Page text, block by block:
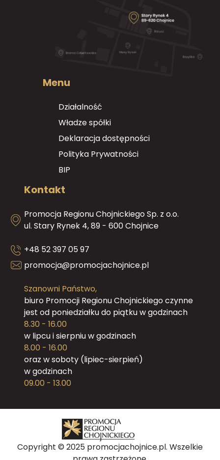
Menu
Działalność
Władze spółki
Deklaracja dostępności
Polityka Prywatności
BIP
Kontakt
Promocja Regionu Chojnickiego Sp. z o.o.
ul. Stary Rynek 4, 89 - 600 Chojnice
+48 52 397 05 97
promocja@promocjachojnice.pl
Szanowni Państwo,
biuro Promocji Regionu Chojnickiego czynne
jest od poniedziałku do piątku w godzinach
8.30 - 16.00
w lipcu i sierpniu w godzinach
8.00 - 16.00
oraz w soboty (lipiec-sierpień)
w godzinach
09.00 - 13.00
Copyright © 2025 promocjachojnice.pl. Wszelkie